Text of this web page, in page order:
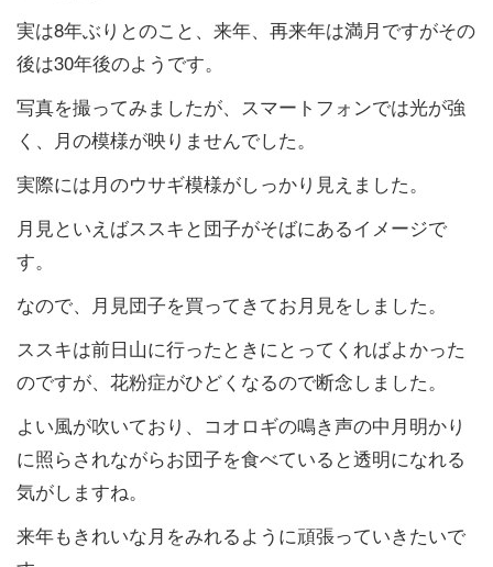
実は8年ぶりとのこと、来年、再来年は満月ですがその
後は30年後のようです。
写真を撮ってみましたが、スマートフォンでは光が強
く、月の模様が映りませんでした。
実際には月のウサギ模様がしっかり見えました。
月見といえばススキと団子がそばにあるイメージで
す。
なので、月見団子を買ってきてお月見をしました。
ススキは前日山に行ったときにとってくればよかった
のですが、花粉症がひどくなるので断念しました。
よい風が吹いており、コオロギの鳴き声の中月明かり
に照らされながらお団子を食べていると透明になれる
気がしますね。
来年もきれいな月をみれるように頑張っていきたいで